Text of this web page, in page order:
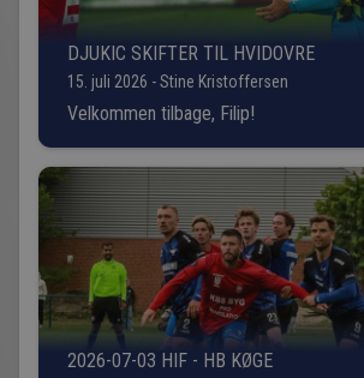
DJUKIC SKIFTER TIL HVIDOVRE
15. juli 2026 - Stine Kristoffersen
Velkommen tilbage, Filip!
2026-07-03 HIF - HB KØGE